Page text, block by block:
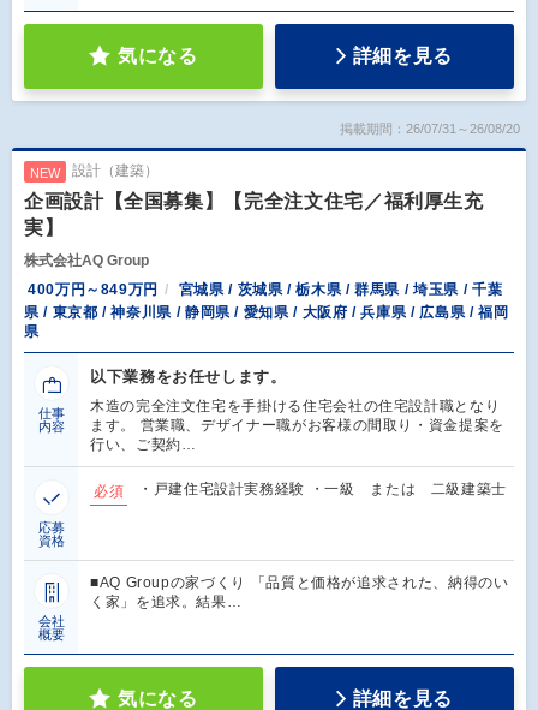
気になる 詳細を見る
掲載期間：26/07/31～26/08/20
NEW 設計（建築）
企画設計【全国募集】【完全注文住宅／福利厚生充
実】
株式会社AQ Group
400万円～849万円
宮城県 / 茨城県 / 栃木県 / 群馬県 / 埼玉県 / 千葉
県 / 東京都 / 神奈川県 / 静岡県 / 愛知県 / 大阪府 / 兵庫県 / 広島県 / 福岡
県
仕事
内容
以下業務をお任せします。
木造の完全注文住宅を手掛ける住宅会社の住宅設計職となり
ます。 営業職、デザイナー職がお客様の間取り・資金提案を
行い、ご契約…
応募
資格
必須 ・戸建住宅設計実務経験 ・一級 または 二級建築士
会社
概要
■AQ Groupの家づくり 「品質と価格が追求された、納得のい
く家」を追求。結果…
気になる 詳細を見る